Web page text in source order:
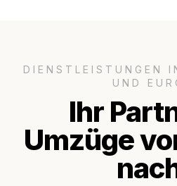
DIENSTLEISTUNGEN
UND
Ihr
Umzüge